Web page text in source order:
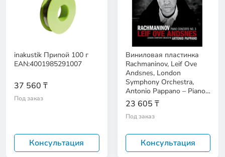
inakustik Припой 100 г
EAN:4001985291007
37 560 ₸
Под заказ
Консультация
Виниловая пластинка
Rachmaninov, Leif Ove
Andsnes, London
Symphony Orchestra,
Antonio Pappano – Piano
Concerto No. 3
23 605 ₸
Под заказ
Консультация